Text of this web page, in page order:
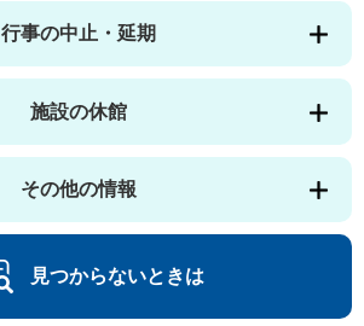
行事の中止・延期
施設の休館
その他の情報
見つからないときは